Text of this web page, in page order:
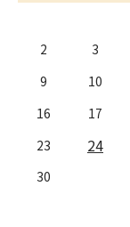
2
3
9
10
16
17
23
24
30